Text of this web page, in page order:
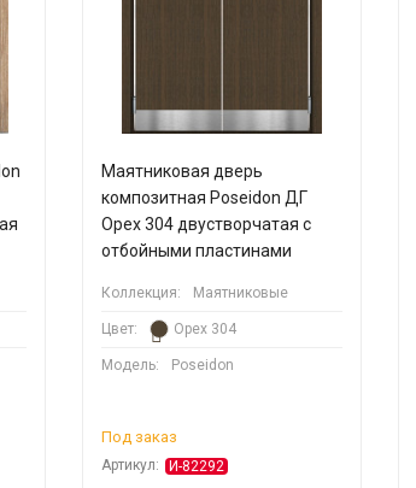
Маятниковая дверь
композитная Poseidon ДГ
Орех 304 двустворчатая с
отбойными пластинами
Коллекция: Маятниковые
Цвет: Орех 304
Модель: Poseidon
Под заказ
Артикул: И-82292